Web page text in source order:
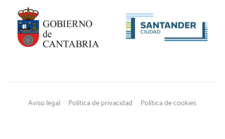
Aviso legal Política de privacidad Política de cookies